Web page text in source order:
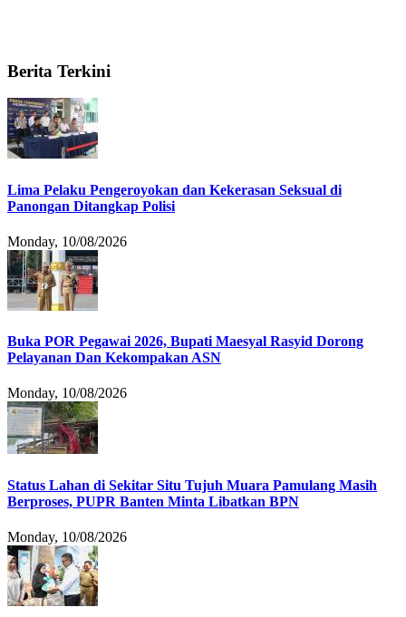
Berita Terkini
Lima Pelaku Pengeroyokan dan Kekerasan Seksual di
Panongan Ditangkap Polisi
Monday, 10/08/2026
Buka POR Pegawai 2026, Bupati Maesyal Rasyid Dorong
Pelayanan Dan Kekompakan ASN
Monday, 10/08/2026
Status Lahan di Sekitar Situ Tujuh Muara Pamulang Masih
Berproses, PUPR Banten Minta Libatkan BPN
Monday, 10/08/2026